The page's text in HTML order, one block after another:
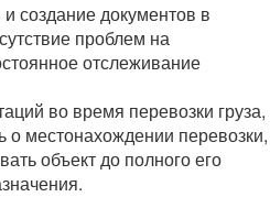
создание документов в
проблем на
отслеживание
во время перевозки груза,
о местонахождении перевозки,
объект до полного его